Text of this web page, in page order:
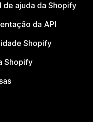
de ajuda da Shopify
da API
Shopify
Shopify